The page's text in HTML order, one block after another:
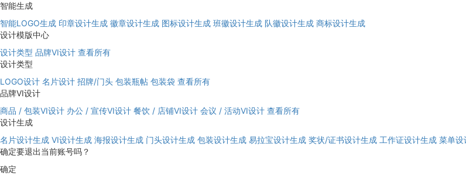
智能生成
智能LOGO生成 印章设计生成 徽章设计生成 图标设计生成 班徽设计生成 队徽设计生成 商标设计生成
设计模版中心
设计类型 品牌VI设计 查看所有
设计类型
LOGO设计 名片设计 招牌/门头 包装瓶帖 包装袋 查看所有
品牌VI设计
商品 / 包装VI设计 办公 / 宣传VI设计 餐饮 / 店铺VI设计 会议 / 活动VI设计 查看所有
设计生成
名片设计生成 VI设计生成 海报设计生成 门头设计生成 包装设计生成 易拉宝设计生成 奖状/证书设计生成 工作证设计生成 菜单设
确定要退出当前账号吗？
确定